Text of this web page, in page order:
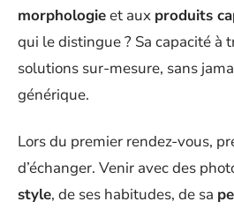
morphologieet aux produits
qui le distingue ? Sa capacité à
solutions sur-mesure, sans
générique.
Lors du premier rendez-vous,
d’échanger. Venir avec des
style, de ses habitudes, de sa